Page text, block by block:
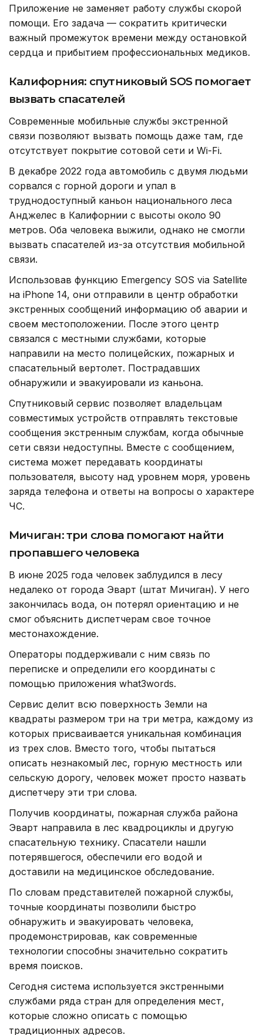
Приложение не заменяет работу службы скорой
помощи. Его задача — сократить критически
важный промежуток времени между остановкой
сердца и прибытием профессиональных медиков.
Калифорния: спутниковый SOS помогает
вызвать спасателей
Современные мобильные службы экстренной
связи позволяют вызвать помощь даже там, где
отсутствует покрытие сотовой сети и Wi-Fi.
В декабре 2022 года автомобиль с двумя людьми
сорвался с горной дороги и упал в
труднодоступный каньон национального леса
Анджелес в Калифорнии с высоты около 90
метров. Оба человека выжили, однако не смогли
вызвать спасателей из-за отсутствия мобильной
связи.
Использовав функцию Emergency SOS via Satellite
на iPhone 14, они отправили в центр обработки
экстренных сообщений информацию об аварии и
своем местоположении. После этого центр
связался с местными службами, которые
направили на место полицейских, пожарных и
спасательный вертолет. Пострадавших
обнаружили и эвакуировали из каньона.
Спутниковый сервис позволяет владельцам
совместимых устройств отправлять текстовые
сообщения экстренным службам, когда обычные
сети связи недоступны. Вместе с сообщением,
система может передавать координаты
пользователя, высоту над уровнем моря, уровень
заряда телефона и ответы на вопросы о характере
ЧС.
Мичиган: три слова помогают найти
пропавшего человека
В июне 2025 года человек заблудился в лесу
недалеко от города Эварт (штат Мичиган). У него
закончилась вода, он потерял ориентацию и не
смог объяснить диспетчерам свое точное
местонахождение.
Операторы поддерживали с ним связь по
переписке и определили его координаты с
помощью приложения what3words.
Сервис делит всю поверхность Земли на
квадраты размером три на три метра, каждому из
которых присваивается уникальная комбинация
из трех слов. Вместо того, чтобы пытаться
описать незнакомый лес, горную местность или
сельскую дорогу, человек может просто назвать
диспетчеру эти три слова.
Получив координаты, пожарная служба района
Эварт направила в лес квадроциклы и другую
спасательную технику. Спасатели нашли
потерявшегося, обеспечили его водой и
доставили на медицинское обследование.
По словам представителей пожарной службы,
точные координаты позволили быстро
обнаружить и эвакуировать человека,
продемонстрировав, как современные
технологии способны значительно сократить
время поисков.
Сегодня система используется экстренными
службами ряда стран для определения мест,
которые сложно описать с помощью
традиционных адресов.